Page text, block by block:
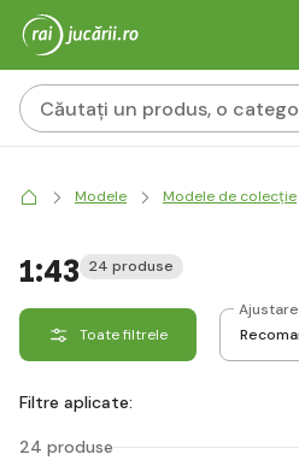
Modele Modele de colecție
1:43 24 produse
Toate filtrele
Ajustare
Filtre aplicate:
24 produse